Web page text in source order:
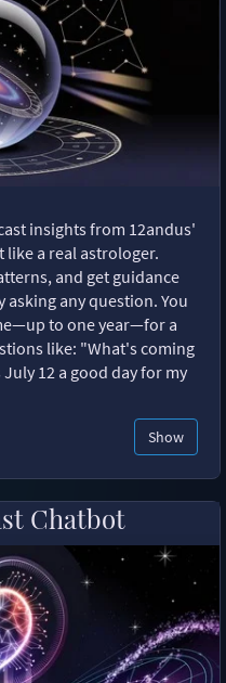
insights from 12andus'
a real astrologer.
and get guidance
any question. You
to one year—for a
like: "What's coming
12 a good day for my
Show
Chatbot